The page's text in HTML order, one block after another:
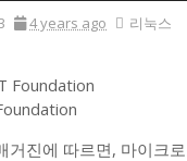
4 years ago 리눅스
거진에 따르면, 마이크